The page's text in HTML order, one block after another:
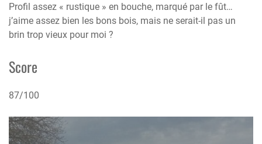
Profil assez « rustique » en bouche, marqué par le fût…
j’aime assez bien les bons bois, mais ne serait-il pas un
brin trop vieux pour moi ?
Score
87/100